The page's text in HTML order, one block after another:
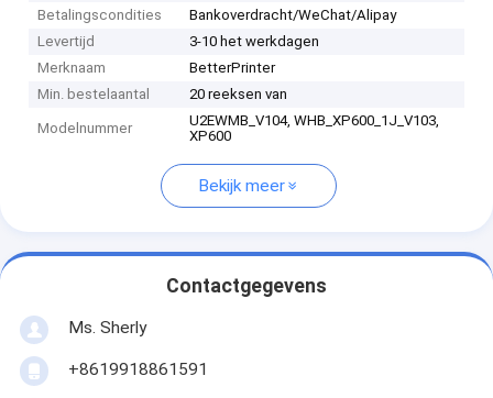
Betalingscondities
Bankoverdracht/WeChat/Alipay
Levertijd
3-10 het werkdagen
Merknaam
BetterPrinter
Min. bestelaantal
20 reeksen van
Modelnummer
U2EWMB_V104, WHB_XP600_1J_V103,
XP600
Bekijk meer
Contactgegevens
Ms. Sherly
+8619918861591